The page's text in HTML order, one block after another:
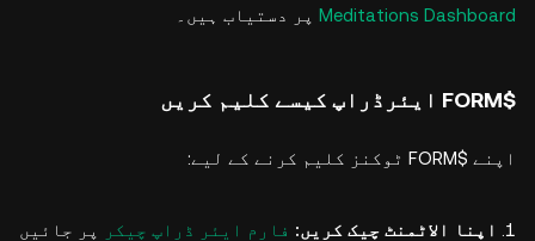
Meditations Dashboard پر دستیاب ہیں۔
$FORM ایئرڈراپ کیسے کلیم کریں
اپنے $FORM ٹوکنز کلیم کرنے کے لیے:
اپنا الاٹمنٹ چیک کریں: فارم ایئر ڈراپ چیکر
پر جائیں